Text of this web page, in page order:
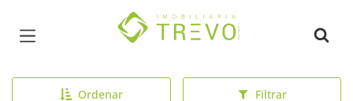
Página inicial
Ordenar Filtrar